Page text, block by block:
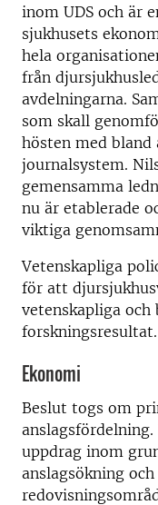
inom UDS och är
sjukhusets
hela
från
avdelningarna.
som skall
hösten med
journalsystem.
gemensamma
nu är etablerade
viktiga
Vetenskapliga
för att
vetenskapliga och
forskningsresultat.
Ekonomi
Beslut togs om
uppdrag inom
anslagsökning